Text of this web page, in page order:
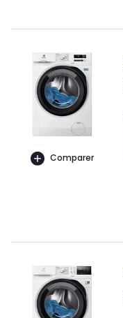
Comparer